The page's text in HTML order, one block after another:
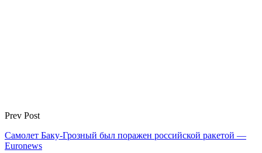
Prev Post
Самолет Баку-Грозный был поражен российской ракетой —
Euronews